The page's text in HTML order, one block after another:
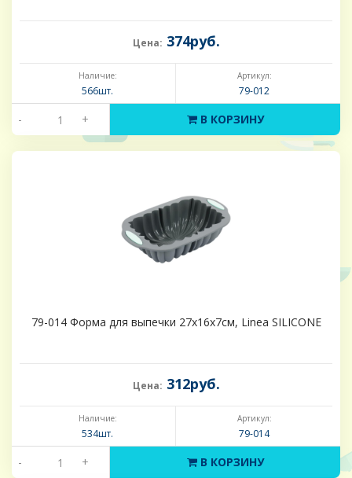
Цена: 374руб.
Наличие:
566шт.
Артикул:
79-012
- + В КОРЗИНУ
79-014 Форма для выпечки 27х16х7см, Linea SILICONE
Цена: 312руб.
Наличие:
534шт.
Артикул:
79-014
- + В КОРЗИНУ